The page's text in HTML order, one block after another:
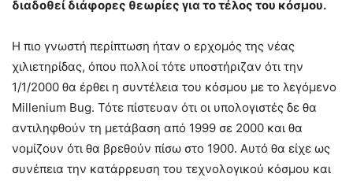
διαδοθεί διάφορες θεωρίες για το τέλος του κόσμου.
Η πιο γνωστή περίπτωση ήταν ο ερχομός της νέας
χιλιετηρίδας, όπου πολλοί τότε υποστήριζαν ότι την
1/1/2000 θα έρθει η συντέλεια του κόσμου με το λεγόμενο
Millenium Bug. Τότε πίστευαν ότι οι υπολογιστές δε θα
αντιληφθούν τη μετάβαση από 1999 σε 2000 και θα
νομίζουν ότι θα βρεθούν πίσω στο 1900. Αυτό θα είχε ως
συνέπεια την κατάρρευση του τεχνολογικού κόσμου και